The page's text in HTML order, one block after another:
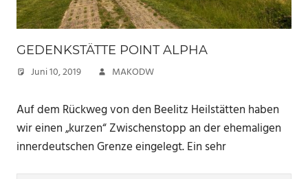
GEDENKSTÄTTE POINT ALPHA
Juni 10, 2019 MAKODW
Auf dem Rückweg von den Beelitz Heilstätten haben
wir einen „kurzen“ Zwischenstopp an der ehemaligen
innerdeutschen Grenze eingelegt. Ein sehr